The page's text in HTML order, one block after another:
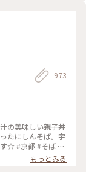
町柳 #ランチ #
973
の美味しい親子丼
たにしんそば。宇
☆ #京都 #そば #
もっとみる